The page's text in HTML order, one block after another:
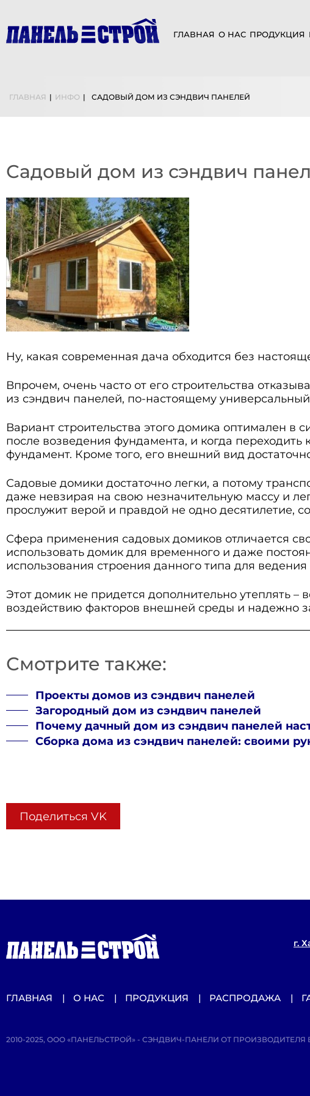
ГЛАВНАЯ О НАС ПРОДУКЦИЯ
ГЛАВНАЯ | ИНФО | САДОВЫЙ ДОМ ИЗ СЭНДВИЧ ПАНЕЛЕЙ
Садовый дом из сэндвич
Ну, какая современная дача обходится без
Впрочем, очень часто от его строительства
из сэндвич панелей, по-настоящему
Вариант строительства этого домика оптимален в
после возведения фундамента, и когда
фундамент. Кроме того, его внешний вид
Садовые домики достаточно легки, а потому
даже невзирая на свою незначительную массу и
прослужит верой и правдой не одно десятилетие,
Сфера применения садовых домиков отличается
использовать домик для временного и даже
использования строения данного типа для ведения
Этот домик не придется дополнительно утеплять –
воздействию факторов внешней среды и надежно
Смотрите также:
Проекты домов из сэндвич панелей
Загородный дом из сэндвич панелей
Почему дачный дом из сэндвич панелей
Сборка дома из сэндвич панелей: своими
Поделиться VK
г.
ГЛАВНАЯ О НАС ПРОДУКЦИЯ РАСПРОДАЖА
2010-2025, ООО «ПАНЕЛЬСТРОЙ» - СЭНДВИЧ-ПАНЕЛИ ОТ ПРОИЗВОДИТЕЛЯ